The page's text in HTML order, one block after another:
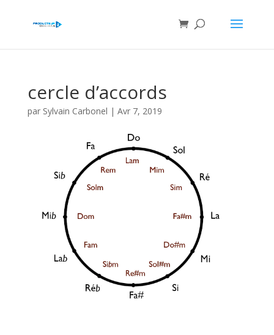
cercle d’accords
par Sylvain Carbonel | Avr 7, 2019